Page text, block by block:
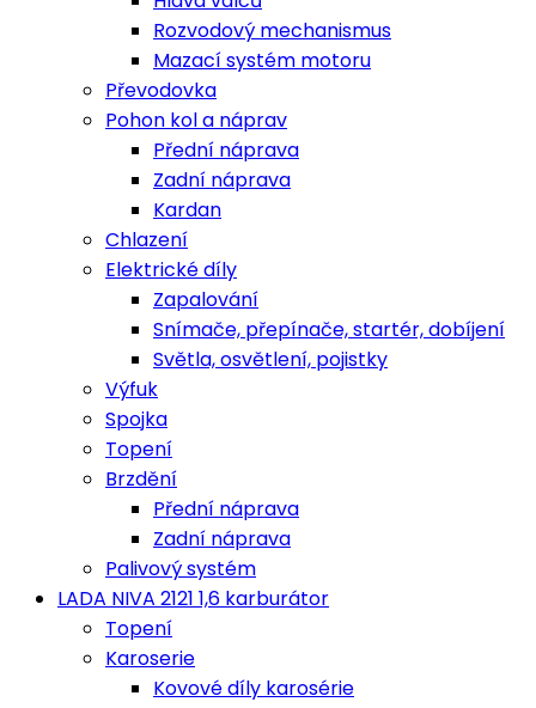
Rozvodový mechanismus
Mazací systém motoru
Převodovka
Pohon kol a náprav
Přední náprava
Zadní náprava
Kardan
Chlazení
Elektrické díly
Zapalování
Snímače, přepínače, startér, dobíjení
Světla, osvětlení, pojistky
Výfuk
Spojka
Topení
Brzdění
Přední náprava
Zadní náprava
Palivový systém
LADA NIVA 2121 1,6 karburátor
Topení
Karoserie
Kovové díly karosérie